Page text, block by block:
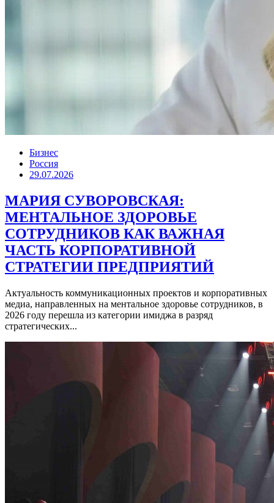
Бизнес
Россия
29.07.2026
МАРИЯ СУВОРОВСКАЯ:
МЕНТАЛЬНОЕ ЗДОРОВЬЕ
СОТРУДНИКОВ КАК ВАЖНАЯ
ЧАСТЬ КОРПОРАТИВНОЙ
СТРАТЕГИИ ПРЕДПРИЯТИЙ
Актуальность коммуникационных проектов и корпоративных
медиа, направленных на ментальное здоровье сотрудников, в
2026 году перешла из категории имиджа в разряд
стратегических...